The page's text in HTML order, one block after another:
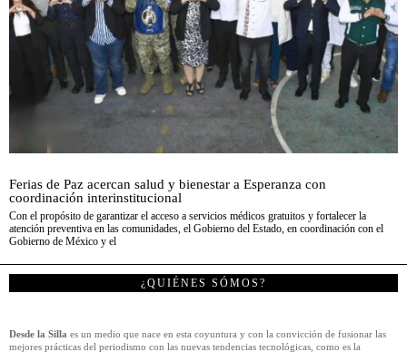
Ferias de Paz acercan salud y bienestar a Esperanza con
coordinación interinstitucional
Con el propósito de garantizar el acceso a servicios médicos gratuitos y fortalecer la
atención preventiva en las comunidades, el Gobierno del Estado, en coordinación con el
Gobierno de México y el
¿QUIÉNES SÓMOS?
Desde la Silla es un medio que nace en esta coyuntura y con la convicción de fusionar las
mejores prácticas del periodismo con las nuevas tendencias tecnológicas, como es la